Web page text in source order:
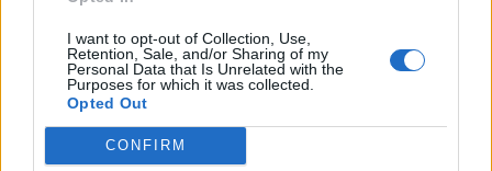
I want to opt-out of Collection, Use,
Retention, Sale, and/or Sharing of my
Personal Data that Is Unrelated with the
Purposes for which it was collected.
Opted Out
CONFIRM